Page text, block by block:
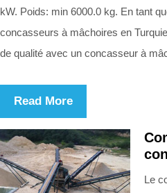
kW. Poids: min 6000.0 kg. En tant
concasseurs à mâchoires en
de qualité avec un concasseur à
Read More
Le